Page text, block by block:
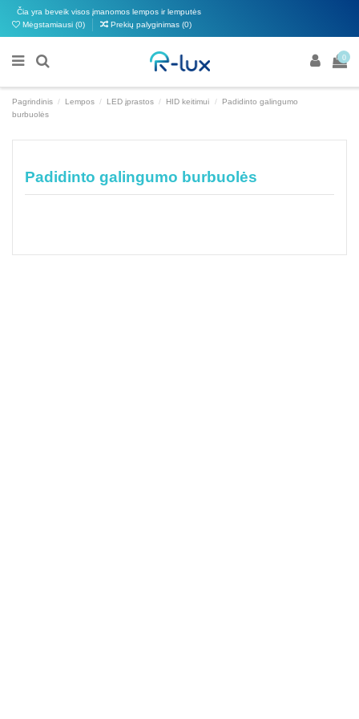
Čia yra beveik visos įmanomos lempos ir lemputės
Mėgstamiausi (0) Prekių palyginimas (0)
0
Pagrindinis Lempos LED įprastos HID keitimui
Padidinto galingumo
burbuolės
Padidinto galingumo burbuolės